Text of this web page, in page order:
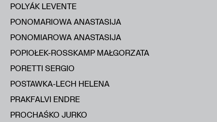
POLYÁK LEVENTE
PONOMARIOWA ANASTASIJA
PONOMIAROWA ANASTASIJA
POPIOŁEK-ROSSKAMP MAŁGORZATA
PORETTI SERGIO
POSTAWKA-LECH HELENA
PRAKFALVI ENDRE
PROCHAŚKO JURKO